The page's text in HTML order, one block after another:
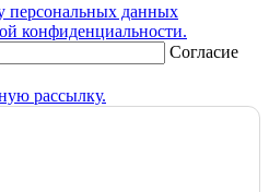
персональных данных
конфиденциальности.
Согласие
рассылку.